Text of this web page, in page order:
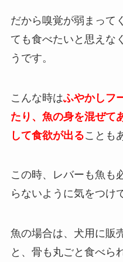
だから嗅覚が弱まって
ても食べたいと思えな
うです。
こんな時はふやかしフ
たり、魚の身を混ぜて
して食欲が出ることも
この時、レバーも魚も
らないように気をつけ
魚の場合は、犬用に販
と、骨も丸ごと食べら